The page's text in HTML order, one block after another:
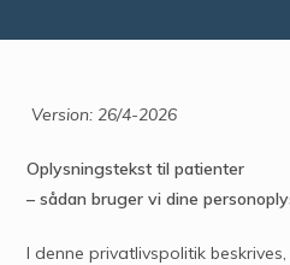
Version: 26/4-2026
Oplysningstekst til patienter
– sådan bruger vi dine
I denne privatlivspolitik